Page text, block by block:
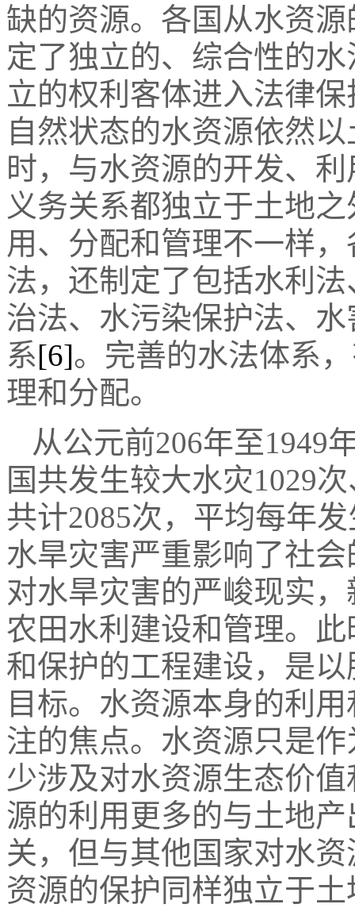
缺的资源。各国从水资
定了独立的、综合性的
立的权利客体进入法律
自然状态的水资源依然
时，与水资源的开发、
义务关系都独立于土地
用、分配和管理不一样
法，还制定了包括水利
治法、水污染保护法、
系[6]。完善的水法体系
理和分配。
从公元前206年至1949
国共发生较大水灾1029
共计2085次，平均每年
水旱灾害严重影响了社
对水旱灾害的严峻现实
农田水利建设和管理。
和保护的工程建设，是
目标。水资源本身的利
注的焦点。水资源只是
少涉及对水资源生态价
源的利用更多的与土地
关，但与其他国家对水
资源的保护同样独立于